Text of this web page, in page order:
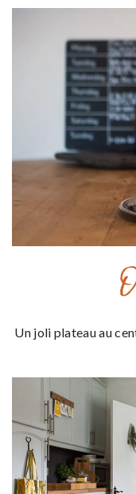
Un joli plateau au